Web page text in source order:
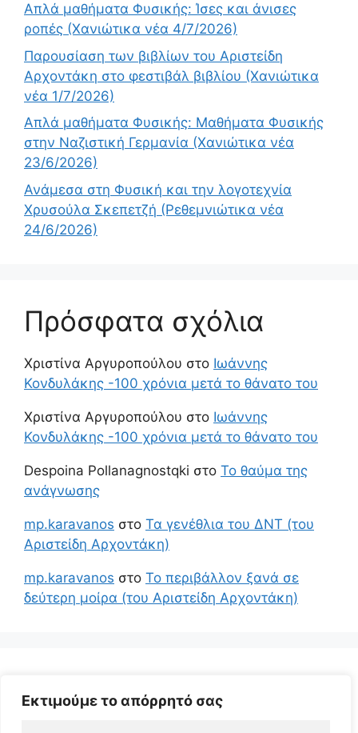
Εκτιμούμε το απόρρητό σας
Απλά μαθήματα Φυσικής: Ίσες και άνισες
ροπές (Χανιώτικα νέα 4/7/2026)
Παρουσίαση των βιβλίων του Αριστείδη
Αρχοντάκη στο φεστιβάλ βιβλίου (Χανιώτικα
νέα 1/7/2026)
Απλά μαθήματα Φυσικής: Μαθήματα Φυσικής
στην Ναζιστική Γερμανία (Χανιώτικα νέα
23/6/2026)
Ανάμεσα στη Φυσική και την λογοτεχνία
Χρυσούλα Σκεπετζή (Ρεθεμνιώτικα νέα
24/6/2026)
Πρόσφατα σχόλια
Χριστίνα Αργυροπούλου στο Ιωάννης
Κονδυλάκης -100 χρόνια μετά το θάνατο του
Χριστίνα Αργυροπούλου στο Ιωάννης
Κονδυλάκης -100 χρόνια μετά το θάνατο του
Despoina Pollanagnostqki στο Το θαύμα της
ανάγνωσης
mp.karavanos στο Τα γενέθλια του ΔΝΤ (του
Αριστείδη Αρχοντάκη)
mp.karavanos στο Το περιβάλλον ξανά σε
δεύτερη μοίρα (του Αριστείδη Αρχοντάκη)